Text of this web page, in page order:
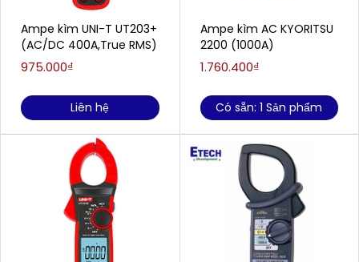
Ampe kìm UNI-T UT203+
(AC/DC 400A,True RMS)
975.000₫
Liên hệ
Ampe kìm AC KYORITSU
2200 (1000A)
1.760.400₫
Có sẵn: 1 Sản phẩm